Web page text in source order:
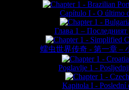
Capítulo I - O último
Глава 1 – Последният
蠕虫世界传奇 - 第一章 –
Poglavlje 1 -
Kapitola I - Poslední